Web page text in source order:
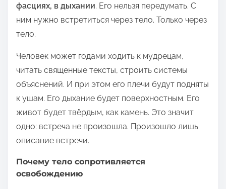
фасциях, в дыхании. Его нельзя передумать. С
ним нужно встретиться через тело. Только через
тело.
Человек может годами ходить к мудрецам,
читать священные тексты, строить системы
объяснений. И при этом его плечи будут подняты
к ушам. Его дыхание будет поверхностным. Его
живот будет твёрдым, как камень. Это значит
одно: встреча не произошла. Произошло лишь
описание встречи.
Почему тело сопротивляется
освобождению